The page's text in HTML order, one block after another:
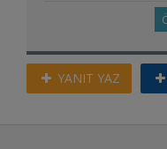
YANIT YAZ